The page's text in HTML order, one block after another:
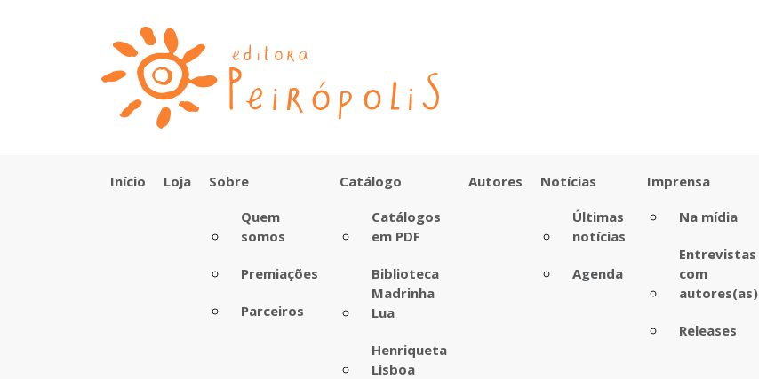
Início Loja
Sobre
Quem
somos
Premiações
Parceiros
Catálogo
Catálogos
em PDF
Biblioteca
Madrinha
Lua
Henriqueta
Lisboa
Autores
Notícias
Últimas
notícias
Agenda
Imprensa
Na mídia
Entrevistas
com
autores(as)
Releases